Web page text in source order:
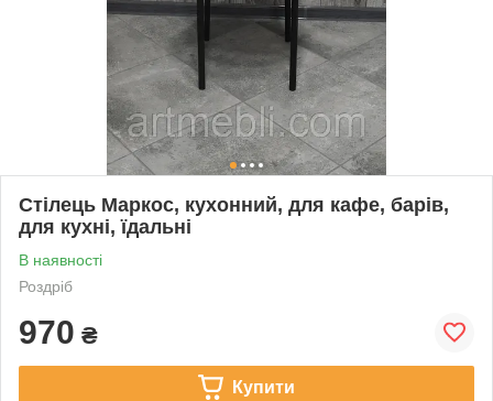
Стілець Маркос, кухонний, для кафе, барів,
для кухні, їдальні
В наявності
Роздріб
970 ₴
Купити